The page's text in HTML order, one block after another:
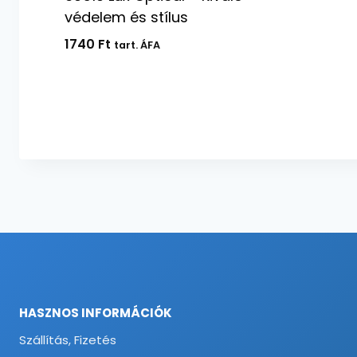
védelem és stílus
1740 Ft tart. ÁFA
HASZNOS INFORMÁCIÓK
Szállítás, Fizetés